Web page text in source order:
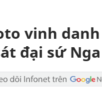
vinh
đại sứ Nga